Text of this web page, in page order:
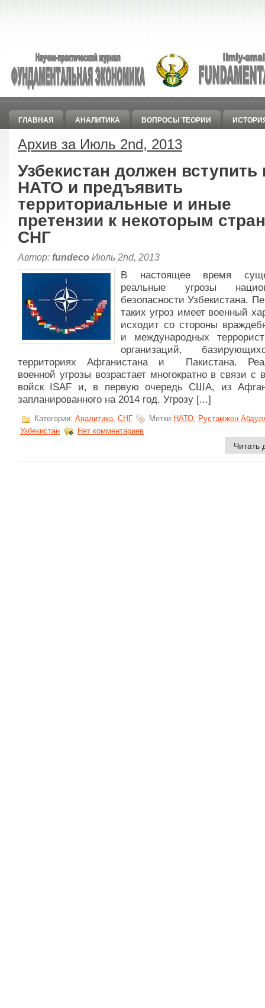
ГЛАВНАЯ АНАЛИТИКА ВОПРОСЫ ТЕОРИИ
Архив за Июль 2nd, 2013
Узбекистан должен вступить
НАТО и предъявить
территориальные и иные
претензии к некоторым
СНГ
Автор: fundeco Июль 2nd, 2013
В настоящее время
реальные угрозы
безопасности Узбекистана.
таких угроз имеет военный
исходит со стороны
и международных
организаций,
территориях Афганистана и Пакистана.
военной угрозы возрастает многократно в связи с
войск ISAF и, в первую очередь США, из
запланированного на 2014 год. Угрозу [...]
Категории: Аналитика, СНГ Метки: НАТО, Рустамжон
Узбекистан
Нет комментариев
Читать